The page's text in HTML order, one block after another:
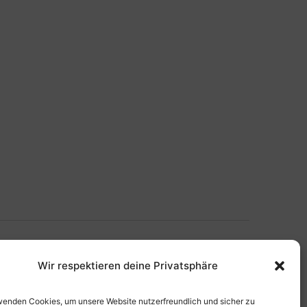
Wir respektieren deine Privatsphäre
Cookies, um unsere Website nutzerfreundlich und sicher zu
Kalender abonnieren